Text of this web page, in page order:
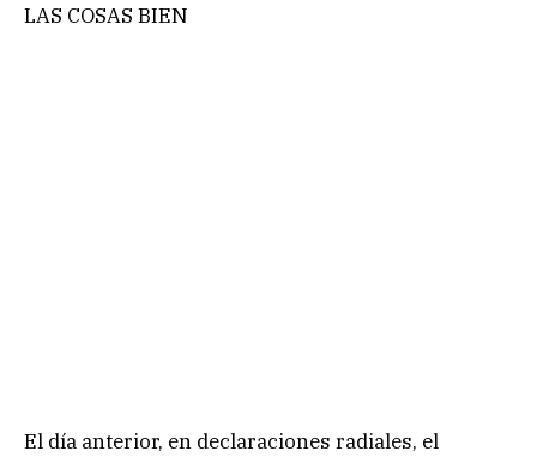
LAS COSAS BIEN
El día anterior, en declaraciones radiales, el